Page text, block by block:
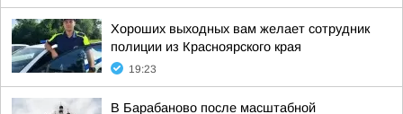
Хороших выходных вам желает сотрудник
полиции из Красноярского края
19:23
В Барабаново после масштабной